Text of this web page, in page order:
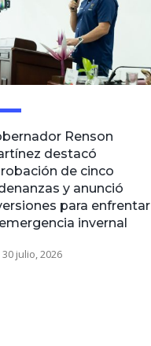
Renson
destacó
de cinco
y anunció
para enfrentar
invernal
30 julio, 2026